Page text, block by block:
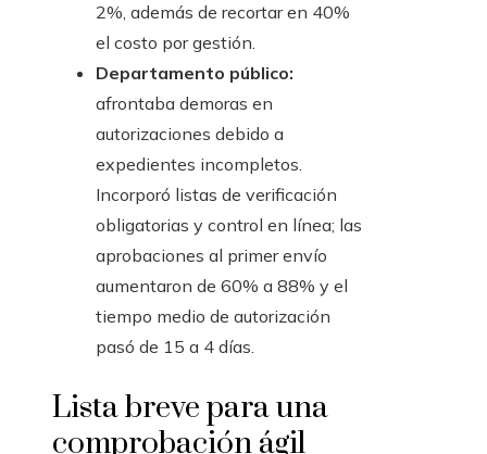
2%, además de recortar en 40%
el costo por gestión.
Departamento público:
afrontaba demoras en
autorizaciones debido a
expedientes incompletos.
Incorporó listas de verificación
obligatorias y control en línea; las
aprobaciones al primer envío
aumentaron de 60% a 88% y el
tiempo medio de autorización
pasó de 15 a 4 días.
Lista breve para una
comprobación ágil